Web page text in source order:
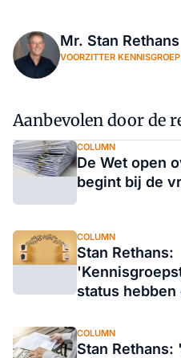
Mr. Stan Rethans
VOORZITTER
Aanbevolen door de
COLUMN
De Wet open
begint bij de
COLUMN
Stan Rethans:
status
COLUMN
Stan